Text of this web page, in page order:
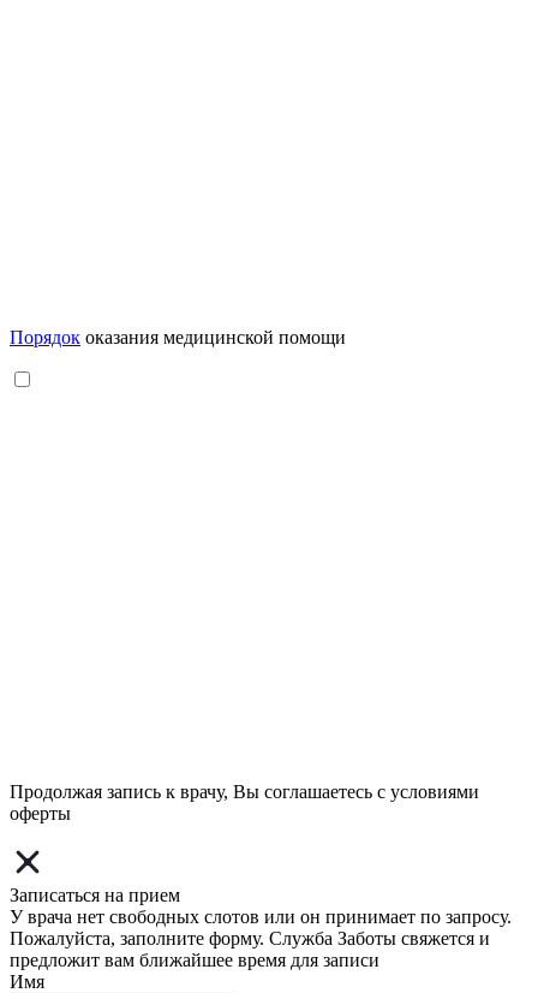
Порядок оказания медицинской помощи
Продолжая запись к врачу, Вы соглашаетесь с условиями
оферты
Записаться на прием
У врача нет свободных слотов или он принимает по запросу.
Пожалуйста, заполните форму. Служба Заботы свяжется и
предложит вам ближайшее время для записи
Имя